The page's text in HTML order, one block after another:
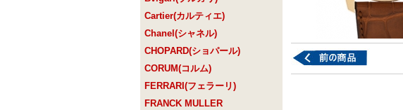
Cartier(カルティエ)
Chanel(シャネル)
CHOPARD(ショパール)
CORUM(コルム)
FERRARI(フェラーリ)
FRANCK MULLER